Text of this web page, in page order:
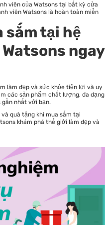
viên của Watsons tại bất kỳ cửa
viên Watsons là hoàn toàn miễn
sắm tại hệ
ngay
làm đẹp và sức khỏe tiện lợi và uy
các sản phẩm chất lượng, đa dạng
nhất với bạn.
quà tặng khi mua sắm tại
khám phá thế giới làm đẹp và